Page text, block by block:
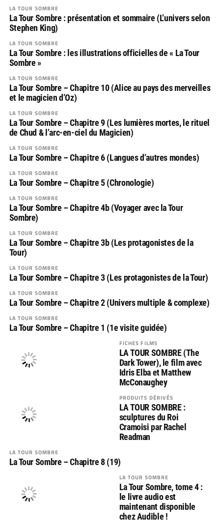
LA TOUR SOMBRE
La Tour Sombre : présentation et sommaire (L’univers selon
Stephen King)
LA TOUR SOMBRE
La Tour Sombre : les illustrations officielles de « La Tour
Sombre »
LA TOUR SOMBRE
La Tour Sombre – Chapitre 10 (Alice au pays des merveilles
et le magicien d’Oz)
LA TOUR SOMBRE
La Tour Sombre – Chapitre 9 (Les lumières mortes, le rituel
de Chud & l’arc-en-ciel du Magicien)
LA TOUR SOMBRE
La Tour Sombre – Chapitre 6 (Langues d’autres mondes)
LA TOUR SOMBRE
La Tour Sombre – Chapitre 5 (Chronologie)
LA TOUR SOMBRE
La Tour Sombre – Chapitre 4b (Voyager avec la Tour
Sombre)
LA TOUR SOMBRE
La Tour Sombre – Chapitre 3b (Les protagonistes de la
Tour)
LA TOUR SOMBRE
La Tour Sombre – Chapitre 3 (Les protagonistes de la Tour)
LA TOUR SOMBRE
La Tour Sombre – Chapitre 2 (Univers multiple & complexe)
LA TOUR SOMBRE
La Tour Sombre – Chapitre 1 (1e visite guidée)
FICHES FILMS
LA TOUR SOMBRE (The
Dark Tower), le film avec
Idris Elba et Matthew
McConaughey
PRODUITS DÉRIVÉS
LA TOUR SOMBRE :
sculptures du Roi
Cramoisi par Rachel
Readman
LA TOUR SOMBRE
La Tour Sombre – Chapitre 8 (19)
LA TOUR SOMBRE
La Tour Sombre, tome 4 :
le livre audio est
maintenant disponible
chez Audible !